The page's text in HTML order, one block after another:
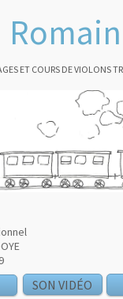
ET COURS DE VIOLONS
SON VIDÉO